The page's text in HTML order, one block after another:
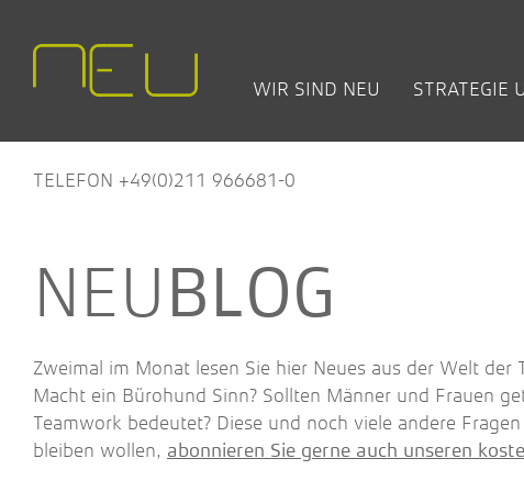
WIR SIND NEU
STRATEGIE
Concordia Versiche­rungen
Stadt Düren
Zentis
deine Arbeitswelten inspiriert
Modernes Ideenmanagement
Führen nach New-Work-
Design Thinking
Team-Office-Experte/in
TELEFON +49(0)211 966681-0
BLOG
Zweimal im Monat lesen Sie hier Neues aus der Welt
Macht ein Bürohund Sinn? Sollten Männer und Frauen
Teamwork bedeutet? Diese und noch viele andere
bleiben wollen, abonnieren Sie gerne auch unseren